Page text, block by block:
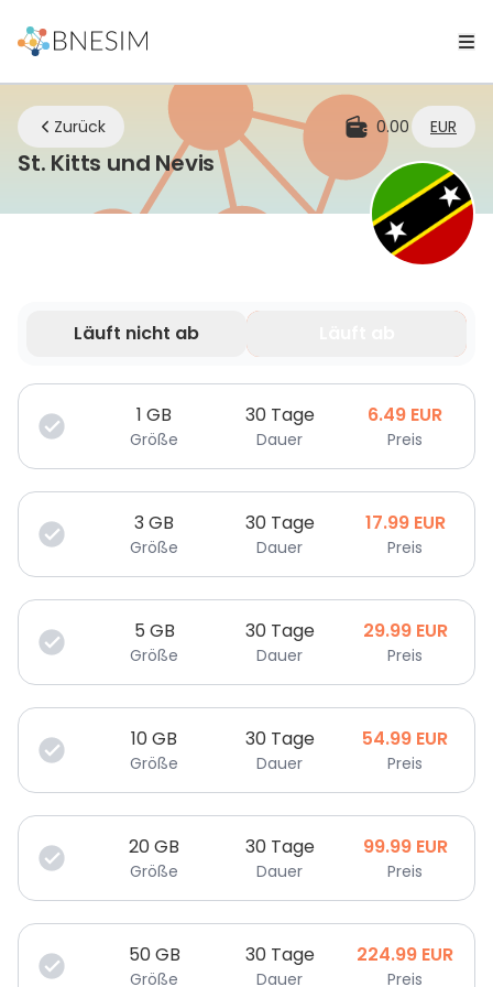
Zurück 0.00 EUR
St. Kitts und NeviseSIM | Bleiben Sie
Läuft nicht ab
Deine Daten sind nur für eine begrenzte Zeit gültig.
1 GB
Größe
30 Tage
Dauer
6.49 EUR
Preis
3GB
Größe
30 Tage
Dauer
17.99 EUR
Preis
5 GB
Größe
30 Tage
Dauer
29.99 EUR
Preis
10GB
Größe
30 Tage
Dauer
54.99 EUR
Preis
20GB
Größe
30 Tage
Dauer
99.99 EUR
Preis
50GB
Größe
30 Tage
Dauer
224.99 EUR
Preis